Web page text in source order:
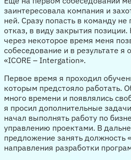
заинтересовала компания и
ней. Сразу попасть в команду не
отказ, в виду закрытия
через некоторое время меня
собеседование и в результате я
«ICORE – Intergation».
Первое время я проходил
которым предстояло работать.
много времени и появлялись
я просил дополнительные
начал выполнять работу по
управлению проектами. В
предложение занять должность
направления разработки